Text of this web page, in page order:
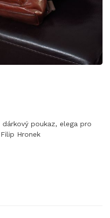
dárkový poukaz, elega pro
Filip Hronek